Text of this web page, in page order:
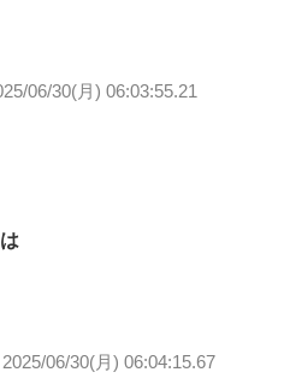
06/30(月) 06:03:55.21
2025/06/30(月) 06:04:15.67